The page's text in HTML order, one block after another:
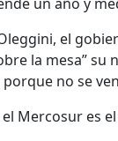
el
la mesa” su
no se
Mercosur es